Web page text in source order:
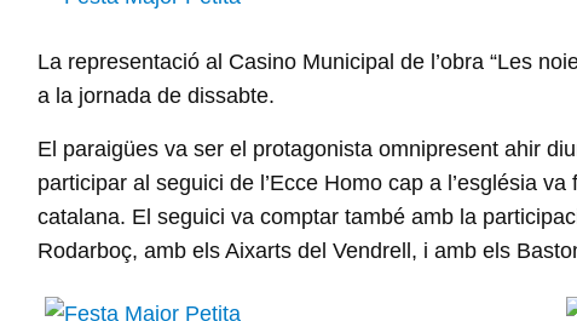
La representació al Casino Municipal de l’obra “Les
a la jornada de dissabte.
El paraigües va ser el protagonista omnipresent ahir
participar al seguici de l’Ecce Homo cap a l’església
catalana. El seguici va comptar també amb la
Rodarboç, amb els Aixarts del Vendrell, i amb els